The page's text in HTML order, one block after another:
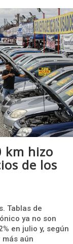
km hizo
de los
Tablas de
ya no son
en julio y, según
aún